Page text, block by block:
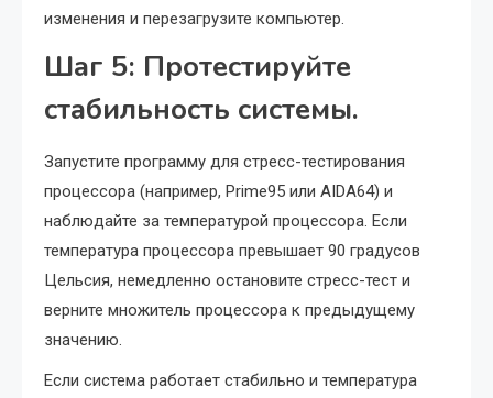
изменения и перезагрузите компьютер.
Шаг 5: Протестируйте
стабильность системы.
Запустите программу для стресс-тестирования
процессора (например, Prime95 или AIDA64) и
наблюдайте за температурой процессора. Если
температура процессора превышает 90 градусов
Цельсия, немедленно остановите стресс-тест и
верните множитель процессора к предыдущему
значению.
Если система работает стабильно и температура